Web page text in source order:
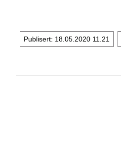
Publisert 18.05.2020 11.21